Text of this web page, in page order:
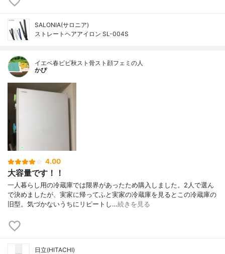
SALONIA(サロニア)
ストレートヘアアイロン SL-004S
イエベ春ビビ秋スト骨スト顔フェミの人
かぴ
4.00
大容量です！！
一人暮らし用の冷蔵庫では限界があったため購入しました。2人で選ん
で決めましたが、実家に帰ってふと実家の冷蔵庫を見るとこの冷蔵庫の
旧型。気づかないうちにリピートし…続きを見る
日立(HITACHI)